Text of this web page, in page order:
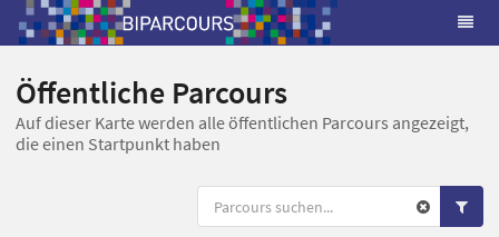
Öffentliche Parcours
Auf dieser Karte werden alle öffentlichen Parcours angezeigt,
die einen Startpunkt haben